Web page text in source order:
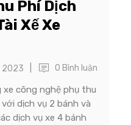
Phí Dịch
Xế Xe
2023 0 Bình luận
công nghệ phụ thu
dịch vụ 2 bánh và
dịch vụ xe 4 bánh